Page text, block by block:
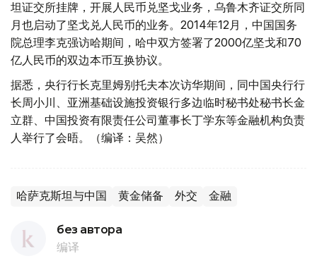
坦证交所挂牌，开展人民币兑坚戈业务，乌鲁木齐证交所同
月也启动了坚戈兑人民币的业务。2014年12月，中国国务
院总理李克强访哈期间，哈中双方签署了2000亿坚戈和70
亿人民币的双边本币互换协议。
据悉，央行行长克里姆别托夫本次访华期间，同中国央行行
长周小川、亚洲基础设施投资银行多边临时秘书处秘书长金
立群、中国投资有限责任公司董事长丁学东等金融机构负责
人举行了会晤。（编译：吴然）
哈萨克斯坦与中国 黄金储备 外交 金融
без автора
编译